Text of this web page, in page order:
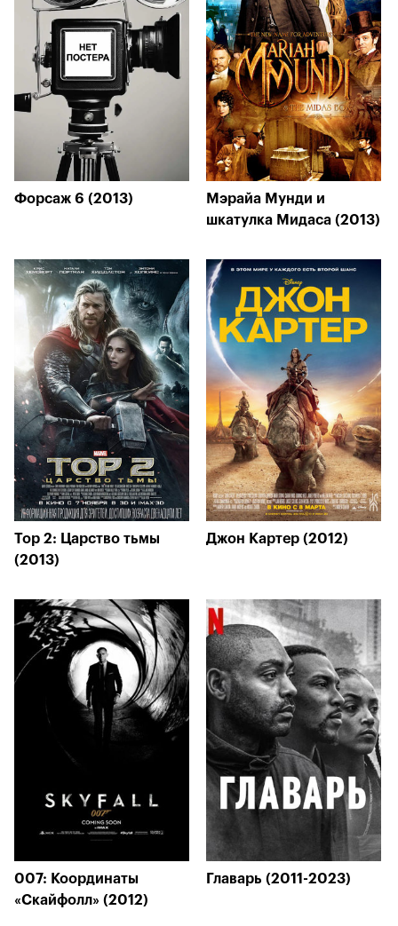
Форсаж 6 (2013)
Мэрайа Мунди и
шкатулка Мидаса (2013)
Тор 2: Царство тьмы
(2013)
Джон Картер (2012)
007: Координаты
«Скайфолл» (2012)
Главарь (2011-2023)